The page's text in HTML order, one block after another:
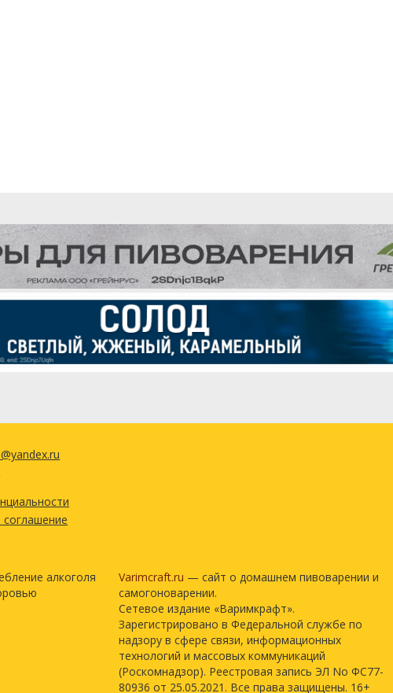
алкоголя
Varimcraft.ru — сайт о домашнем пивоварении и
самогоноварении.
Сетевое издание «Варимкрафт».
Зарегистрировано в Федеральной службе по
надзору в сфере связи, информационных
технологий и массовых коммуникаций
(Роскомнадзор). Реестровая запись ЭЛ No ФС77-
80936 от 25.05.2021. Все права защищены. 16+